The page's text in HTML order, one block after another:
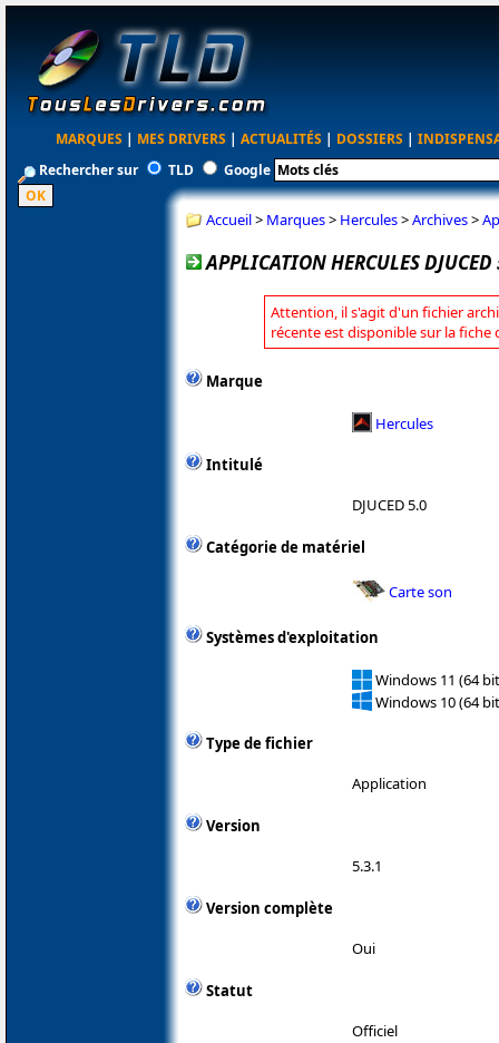
MARQUES | MES DRIVERS | ACTUALITÉS | DOSSIERS |
Rechercher sur
TLD Google
Accueil> Marques> Hercules>Archives>
APPLICATION HERCULES
Attention, il s'agit d'un fichier
récente est disponible sur la fiche
Marque
Hercules
Intitulé
DJUCED 5.0
Catégorie de matériel
Carte son
Systèmes d'exploitation
Windows 11 (64
Windows 10 (64
Type de fichier
Application
Version
5.3.1
Version complète
Oui
Statut
Officiel